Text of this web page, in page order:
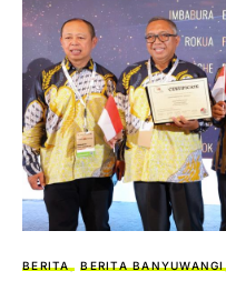
BERITA BERITA BANYUWANGI